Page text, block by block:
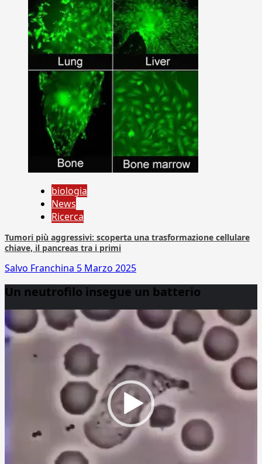
biologia
News
Ricerca
Tumori più aggressivi: scoperta una trasformazione cellulare
chiave, il pancreas tra i primi
Salvo Franchina 5 Marzo 2025
Un neutrofilo insegue un batterio
Player